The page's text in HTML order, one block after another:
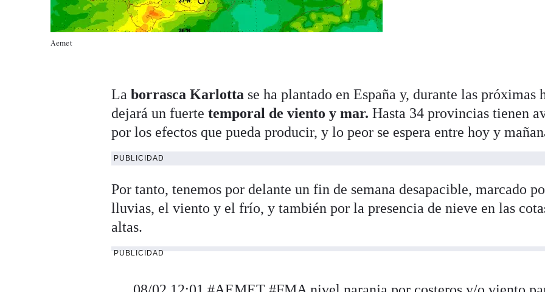
Aemet
Laborrasca Karlotta se ha plantado en España y, durante las próximas
dejará un fuertetemporal de viento y mar. Hasta 34 provincias tienen
por los efectos que pueda producir, y lo peor se espera entre hoy y
PUBLICIDAD
Por tanto, tenemos por delante un fin de semana desapacible, marcado
lluvias, el viento y el frío, y también por la presencia de nieve en las
altas.
PUBLICIDAD